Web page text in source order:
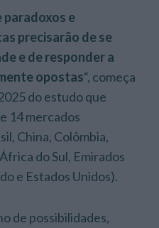
paradoxos e
precisarão de se
e de responder a
opostas“, começa
do estudo que
14 mercados
China, Colômbia,
do Sul, Emirados
e Estados Unidos).
de possibilidades,